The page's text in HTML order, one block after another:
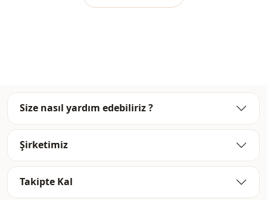
Size nasıl yardım edebiliriz ?
Şirketimiz
Takipte Kal